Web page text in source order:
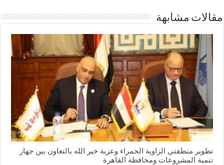
مقالات مشابهة
تطوير منطقتي الزاوية الحمراء وعزبة خير الله بالتعاون بين جهاز
تنمية المشروعات ومحافظة القاهرة